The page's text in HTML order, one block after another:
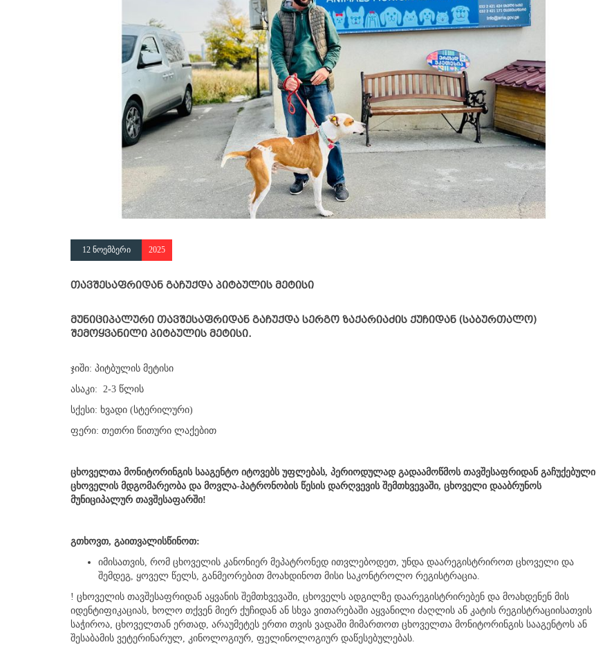
12 ნოემბერი 2025
თავშესაფრიდან გაჩუქდა პიტბულის მეტისი
მუნიციპალური თავშესაფრიდან გაჩუქდა სერგო ზაქარიაძის ქუჩიდან (საბურთალო)
შემოყვანილი პიტბულის მეტისი.
ჯიში: პიტბულის მეტისი
ასაკი: 2-3 წლის
სქესი: ხვადი (სტერილური)
ფერი: თეთრი წითური ლაქებით
ცხოველთა მონიტორინგის სააგენტო იტოვებს უფლებას, პერიოდულად გადაამოწმოს თავშესაფრიდან გაჩუქებული
ცხოველის მდგომარეობა და მოვლა-პატრონობის წესის დარღვევის შემთხვევაში, ცხოველი დააბრუნოს
მუნიციპალურ თავშესაფარში!
გთხოვთ, გაითვალისწინოთ:
იმისათვის, რომ ცხოველის კანონიერ მეპატრონედ ითვლებოდეთ, უნდა დაარეგისტრიროთ ცხოველი და
შემდეგ, ყოველ წელს, განმეორებით მოახდინოთ მისი საკონტროლო რეგისტრაცია.
! ცხოველის თავშესაფრიდან აყვანის შემთხვევაში, ცხოველს ადგილზე დაარეგისტრირებენ და მოახდენენ მის
იდენტიფიკაციას, ხოლო თქვენ მიერ ქუჩიდან ან სხვა ვითარებაში აყვანილი ძაღლის ან კატის რეგისტრაციისათვის
საჭიროა, ცხოველთან ერთად, არაუმეტეს ერთი თვის ვადაში მიმართოთ ცხოველთა მონიტორინგის სააგენტოს ან
შესაბამის ვეტერინარულ, კინოლოგიურ, ფელინოლოგიურ დაწესებულებას.